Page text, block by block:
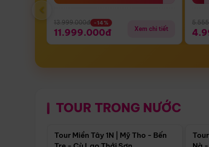
13.999.000đ -14%
11.999.000đ Xem chi tiết
‹
TOUR TRONG NƯỚC
Điểm nổi bật
Tour Miền Tây 1N | Mỹ Tho - Bến